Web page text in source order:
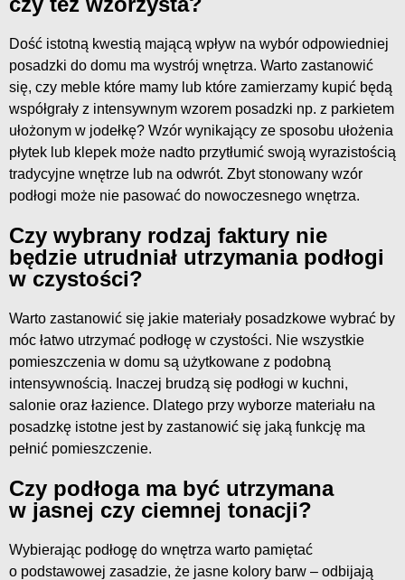
Dość istotną kwestią mającą wpływ na wybór odpowiedniej
posadzki do domu ma wystrój wnętrza. Warto zastanowić
się, czy meble które mamy lub które zamierzamy kupić będą
współgrały z intensywnym wzorem posadzki np. z parkietem
ułożonym w jodełkę? Wzór wynikający ze sposobu ułożenia
płytek lub klepek może nadto przytłumić swoją wyrazistością
tradycyjne wnętrze lub na odwrót. Zbyt stonowany wzór
podłogi może nie pasować do nowoczesnego wnętrza.
Czy wybrany rodzaj faktury nie
będzie utrudniał utrzymania podłogi
w czystości?
Warto zastanowić się jakie materiały posadzkowe wybrać by
móc łatwo utrzymać podłogę w czystości. Nie wszystkie
pomieszczenia w domu są użytkowane z podobną
intensywnością. Inaczej brudzą się podłogi w kuchni,
salonie oraz łazience. Dlatego przy wyborze materiału na
posadzkę istotne jest by zastanowić się jaką funkcję ma
pełnić pomieszczenie.
Czy podłoga ma być utrzymana
w jasnej czy ciemnej tonacji?
Wybierając podłogę do wnętrza warto pamiętać
o podstawowej zasadzie, że jasne kolory barw – odbijają